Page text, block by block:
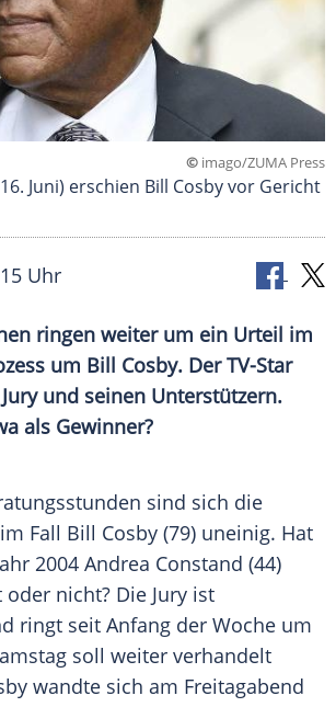
© imago/ZUMA Press
Juni) erschien Bill Cosby vor Gericht
Uhr
ringen weiter um ein Urteil im
um Bill Cosby. Der TV-Star
und seinen Unterstützern.
als Gewinner?
sind sich die
Fall Bill Cosby (79) uneinig. Hat
2004 Andrea Constand (44)
nicht? Die Jury ist
ringt seit Anfang der Woche um
soll weiter verhandelt
wandte sich am Freitagabend